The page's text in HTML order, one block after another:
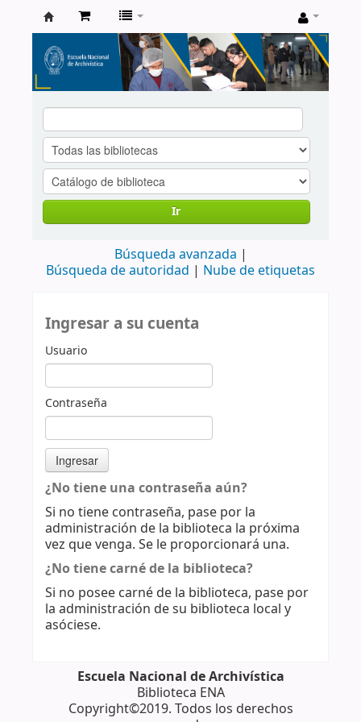
Catálogo
de
Biblioteca
ENA
Ir
Búsqueda avanzada
Búsqueda de autoridad
Nube de etiquetas
Ingresar a su cuenta
Usuario
Contraseña
¿No tiene una contraseña aún?
Si no tiene contraseña, pase por la
administración de la biblioteca la próxima
vez que venga. Se le proporcionará una.
¿No tiene carné de la biblioteca?
Si no posee carné de la biblioteca, pase por
la administración de su biblioteca local y
asóciese.
Escuela Nacional de Archivística
Biblioteca ENA
Copyright©2019. Todos los derechos